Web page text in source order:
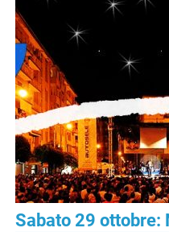
Sabato 29 ottobre: